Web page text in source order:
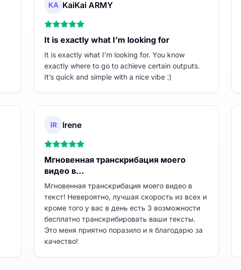
KA KaiKai ARMY
It is exactly what I’m looking for
It is exactly what I’m looking for. You know
exactly where to go to achieve certain outputs.
It’s quick and simple with a nice vibe :)
IR Irene
Мгновенная транскрибация моего
видео в…
Мгновенная транскрибация моего видео в
текст! Невероятно, лучшая скорость из всех и
кроме того у вас в день есть 3 возможности
бесплатно транскрибировать ваши тексты.
Это меня приятно поразило и я благодарю за
качество!